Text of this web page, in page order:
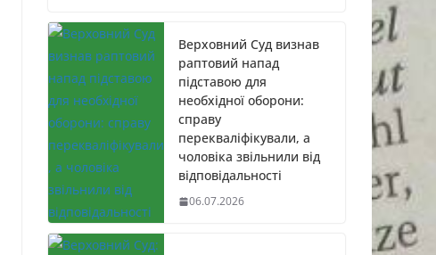
Верховний Суд визнав
раптовий напад
підставою для
необхідної оборони:
справу
перекваліфікували, а
чоловіка звільнили від
відповідальності
06.07.2026